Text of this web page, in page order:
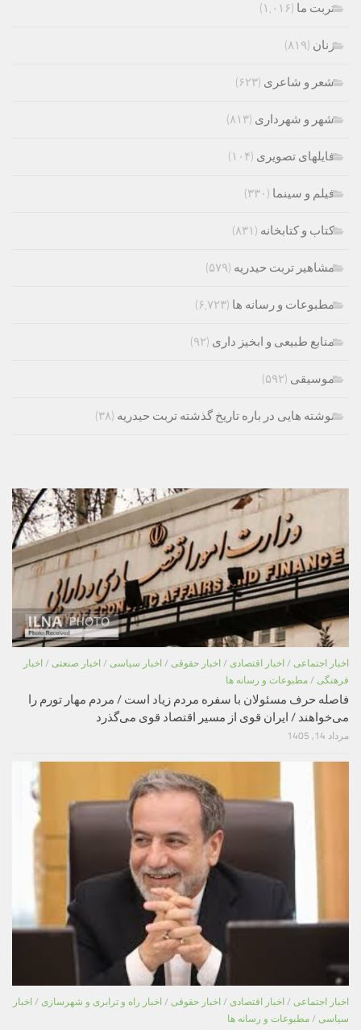
تربت ما (۱,۰۱۶)
زنان (۸۱۹)
شعر و شاعری (۶۲۳)
شهر و شهرداری (۸۱۳)
فایلهای تصویری (۱۰۴)
فیلم و سینما (۳۳۰)
کتاب و کتابخانه (۸۳۱)
مشاهیر تربت حیدریه (۵۷۹)
مطبوعات و رسانه ها (۶,۷۲۳)
منابع طبیعی و ابخیز داری (۹۲)
موسیقی (۵۹۲)
نوشته هایی در باره تاریخ گذشته تربت حیدریه (۳۸)
اخبار اجتماعی / اخبار اقتصادی / اخبار حقوقی / اخبار سیاسی / اخبار صنعتی / اخبار
فرهنگی / مطبوعات و رسانه ها
فاصله حرف مسئولان با سفره مردم زیاد است / مردم مهار تورم را
می‌خواهند / ایران قوی از مسیر اقتصاد قوی می‌گذرد
مرداد 14, 1405
اخبار اجتماعی / اخبار اقتصادی / اخبار حقوقی / اخبار راه و ترابری و شهرسازی / اخبار
سیاسی / مطبوعات و رسانه ها